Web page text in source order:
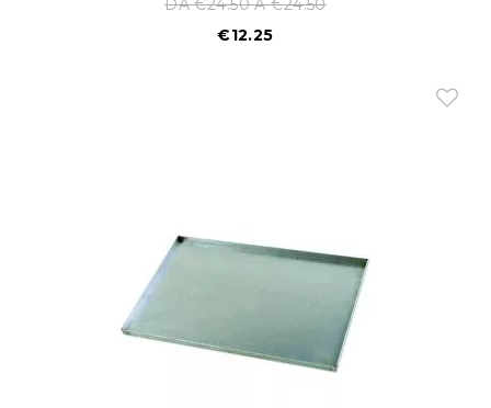
DA €24.50 A €24.50
€12.25